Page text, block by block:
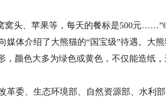
头、苹果等，每天的餐标是500元
媒体介绍了大熊猫的“国宝级”待遇。大
，颜色大多为绿色或黄色，不仅能造纸
委、生态环境部、自然资源部、水利